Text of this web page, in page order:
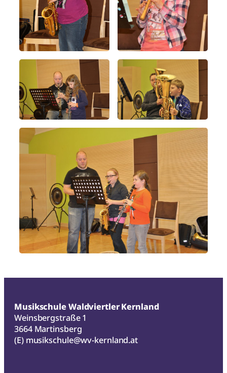
Musikschule Waldviertler Kernland
Weinsbergstraße 1
3664 Martinsberg
(E) musikschule@wv-kernland.at